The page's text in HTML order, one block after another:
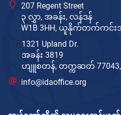
207 Regent Street
၃ လွှာ, အခန်း, လန်ဒန်
W1B 3HH, ယူနိုက်တက်ကင်းဒ
1321 Upland Dr.
အခန်း 3819
ဟျူစတန်, တက္ကဆတ်
info@idaoffice.org